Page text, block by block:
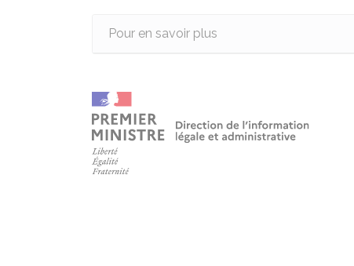
Pour en savoir plus